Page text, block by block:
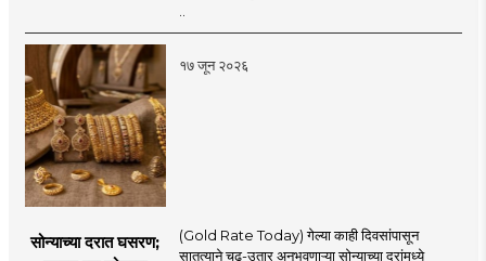
१७ जून २०२६
सोन्याच्या दरात घसरण;
(Gold Rate Today) गेल्या काही दिवसांपासून
सातत्याने चढ-उतार अनुभवणाऱ्या सोन्याच्या दरांमध्ये